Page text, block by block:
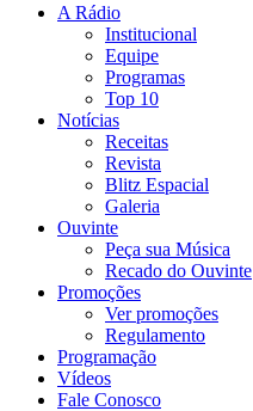
A Rádio
Institucional
Equipe
Programas
Top 10
Notícias
Receitas
Revista
Blitz Espacial
Galeria
Ouvinte
Peça sua Música
Recado do Ouvinte
Promoções
Ver promoções
Regulamento
Programação
Vídeos
Fale Conosco